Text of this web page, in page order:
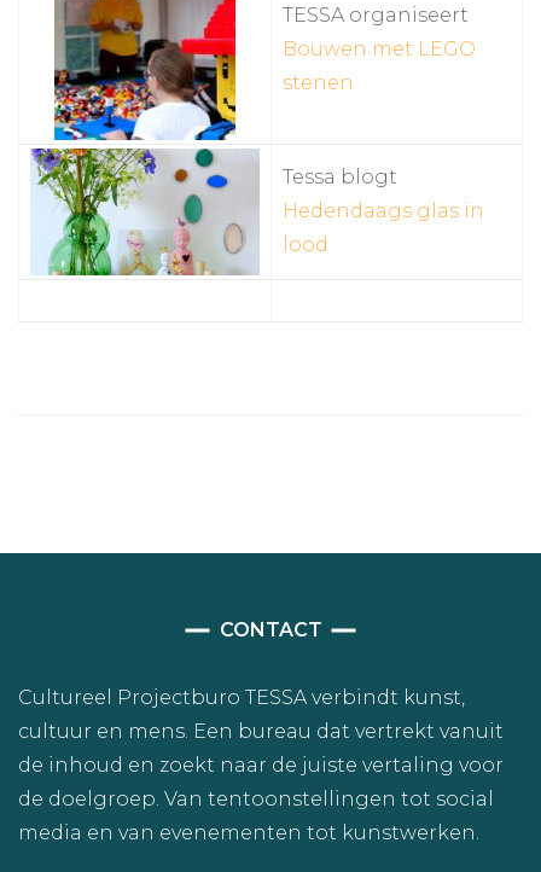
TESSA organiseert
Bouwen met LEGO
stenen
Tessa blogt
Hedendaags glas in
lood
CONTACT
Cultureel Projectburo TESSA verbindt kunst,
cultuur en mens. Een bureau dat vertrekt vanuit
de inhoud en zoekt naar de juiste vertaling voor
de doelgroep. Van tentoonstellingen tot social
media en van evenementen tot kunstwerken.